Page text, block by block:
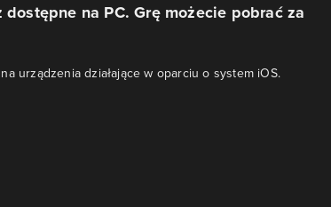
dostępne na PC. Grę możecie pobrać za
urządzenia działające w oparciu o system iOS.